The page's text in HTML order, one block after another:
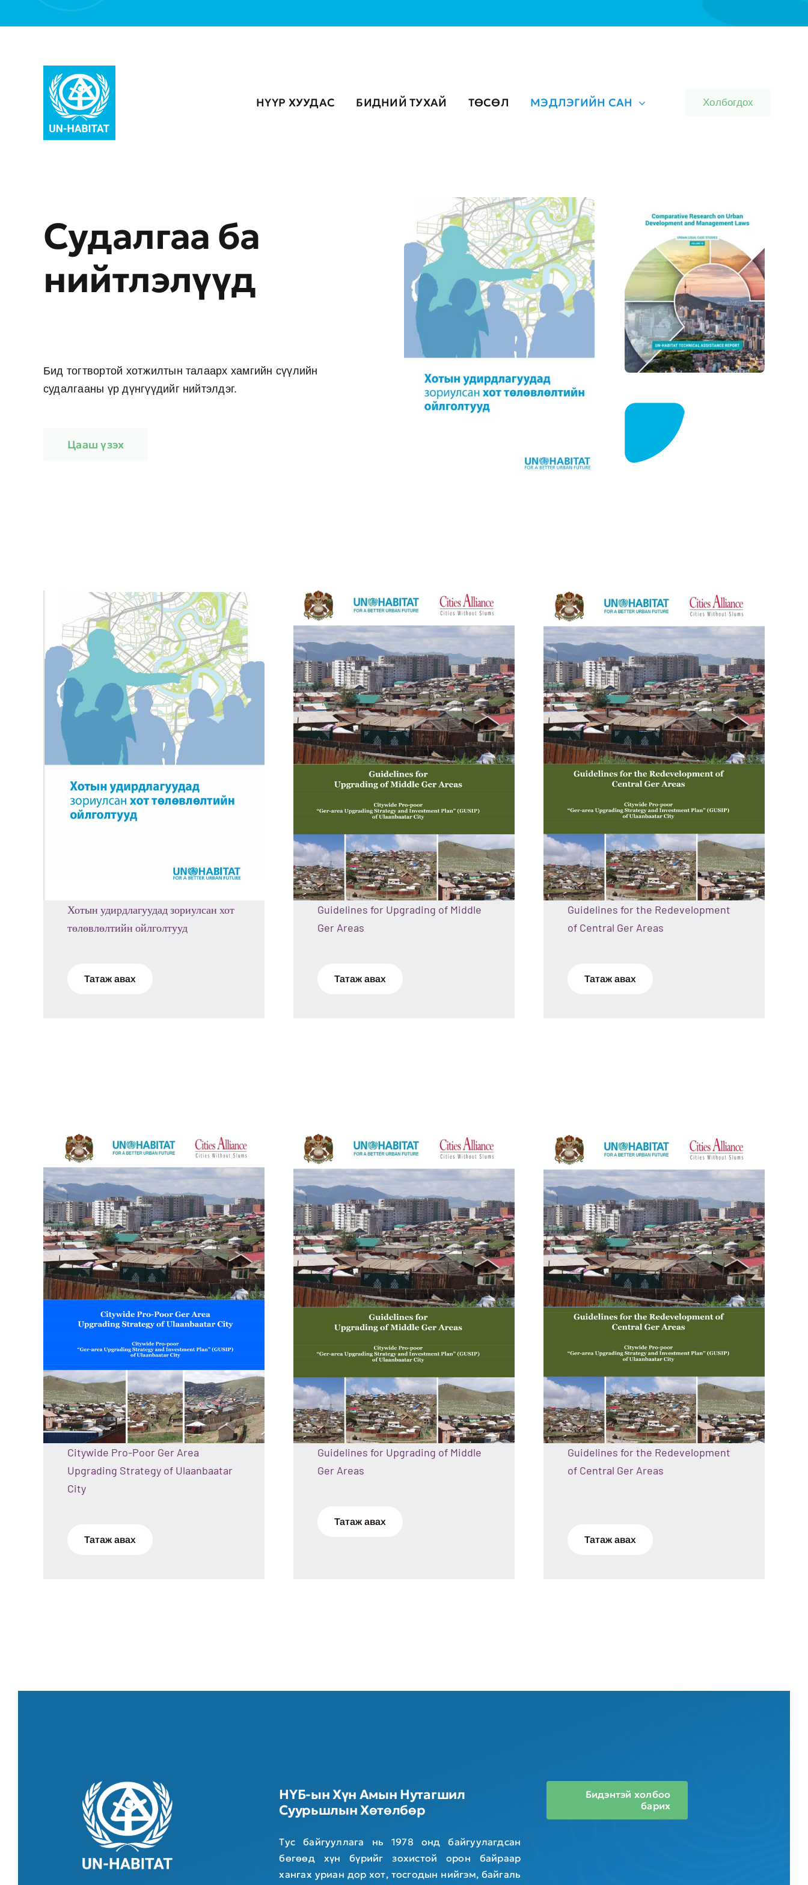
to
НҮҮР ХУУДАС БИДНИЙ ТУХАЙ ТӨСӨЛ МЭДЛЭГИЙН САН Холбогдох
Судалгаа ба
нийтлэлүүд
Бид тогтвортой хотжилтын талаарх хамгийн сүүлийн
судалгааны үр дүнгүүдийг нийтэлдэг.
Цааш үзэх
Хотын удирдлагуудад зориулсан хот
төлөвлөлтийн ойлголтууд
Татаж авах
Guidelines for Upgrading of Middle
Ger Areas
Татаж авах
Guidelines for the Redevelopment
of Central Ger Areas
Татаж авах
Citywide Pro-Poor Ger Area
Upgrading Strategy of Ulaanbaatar
City
Татаж авах
Guidelines for Upgrading of Middle
Ger Areas
Татаж авах
Guidelines for the Redevelopment
of Central Ger Areas
Татаж авах
НҮБ-ын Хүн Амын Нутагшил
Суурьшлын Хөтөлбөр
Тус байгууллага нь 1978 онд байгуулагдсан
бөгөөд хүн бүрийг зохистой орон байраар
хангах уриан дор хот, тосгодын нийгэм, байгаль
Бидэнтэй холбоо
барих